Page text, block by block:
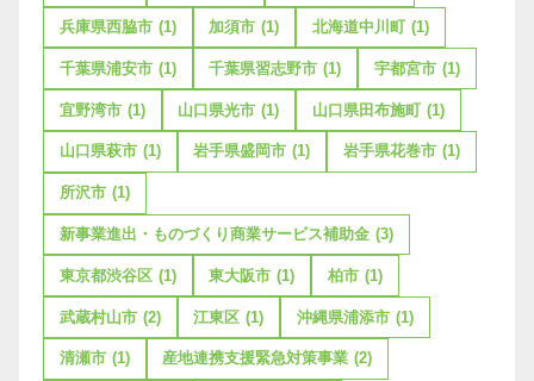
兵庫県西脇市 (1) 加須市 (1) 北海道中川町 (1)
千葉県浦安市 (1) 千葉県習志野市 (1) 宇都宮市 (1)
宜野湾市 (1) 山口県光市 (1) 山口県田布施町 (1)
山口県萩市 (1) 岩手県盛岡市 (1) 岩手県花巻市 (1)
所沢市 (1)
新事業進出・ものづくり商業サービス補助金 (3)
東京都渋谷区 (1) 東大阪市 (1) 柏市 (1)
武蔵村山市 (2) 江東区 (1) 沖縄県浦添市 (1)
清瀬市 (1) 産地連携支援緊急対策事業 (2)